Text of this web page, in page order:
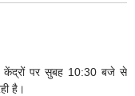
केंद्रों पर सुबह 10:30 बजे से
है।